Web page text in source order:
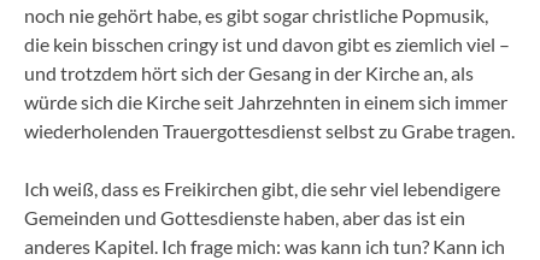
noch nie gehört habe, es gibt sogar christliche Popmusik,
die kein bisschen cringy ist und davon gibt es ziemlich viel –
und trotzdem hört sich der Gesang in der Kirche an, als
würde sich die Kirche seit Jahrzehnten in einem sich immer
wiederholenden Trauergottesdienst selbst zu Grabe tragen.
Ich weiß, dass es Freikirchen gibt, die sehr viel lebendigere
Gemeinden und Gottesdienste haben, aber das ist ein
anderes Kapitel. Ich frage mich: was kann ich tun? Kann ich